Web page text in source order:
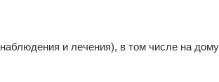
и лечения), в том числе на